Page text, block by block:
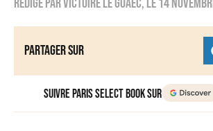
Rédigé parVictoire Le Goaëc, le14
Partager sur
Suivre Paris Select Book sur